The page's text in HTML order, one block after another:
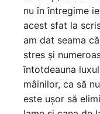
nu în întregime
acest sfat la
am dat seama
stres și
întotdeauna
mâinilor, ca să
este ușor să